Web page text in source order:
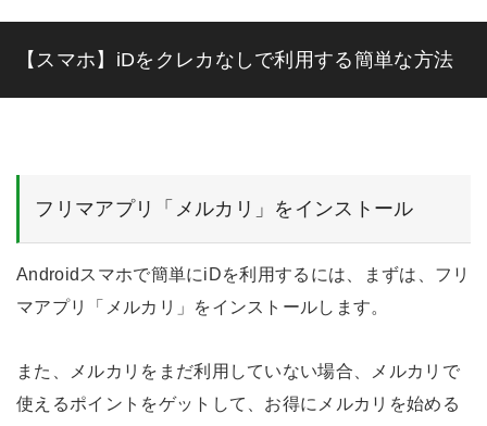
【スマホ】iDをクレカなしで利用する簡単な方法
フリマアプリ「メルカリ」をインストール
Androidスマホで簡単にiDを利用するには、まずは、フリ
マアプリ「メルカリ」をインストールします。
また、メルカリをまだ利用していない場合、メルカリで
使えるポイントをゲットして、お得にメルカリを始める